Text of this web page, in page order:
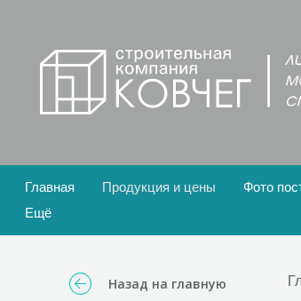
Главная Продукция и цены Фото
Ещё
Назад на главную